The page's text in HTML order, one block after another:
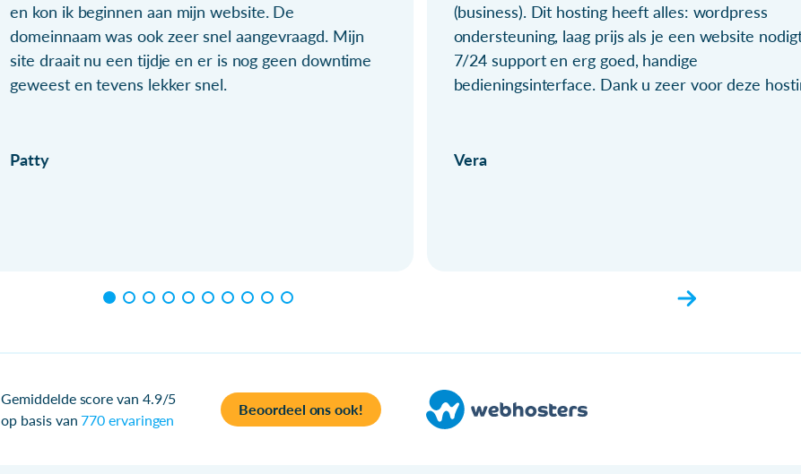
en kon ik beginnen aan mijn website. De
domeinnaam was ook zeer snel aangevraagd. Mijn
site draait nu een tijdje en er is nog geen downtime
geweest en tevens lekker snel.
Patty
(business). Dit hosting heeft alles: wordpress
ondersteuning, laag prijs als je een website
7/24 support en erg goed, handige
bedieningsinterface. Dank u zeer voor deze
Vera
Gemiddelde score van 4.9/5
op basis van770 ervaringen
Beoordeel ons ook!